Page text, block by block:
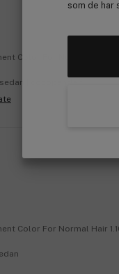
som de har
Color For Normal Hair
| cocopanda.fi
Color For Normal Hair